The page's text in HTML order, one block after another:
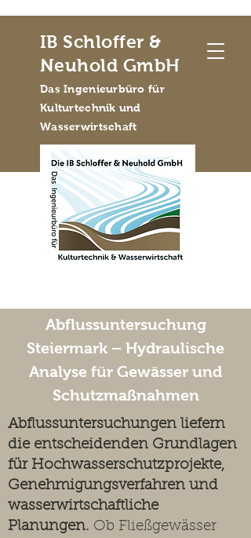
IB Schloffer &
Neuhold GmbH
Das Ingenieurbüro für
Kulturtechnik und
Wasserwirtschaft
Abflussuntersuchung
Steiermark – Hydraulische
Analyse für Gewässer und
Schutzmaßnahmen
Abflussuntersuchungen liefern
die entscheidenden Grundlagen
für Hochwasserschutzprojekte,
Genehmigungsverfahren und
wasserwirtschaftliche
Planungen. Ob Fließgewässer